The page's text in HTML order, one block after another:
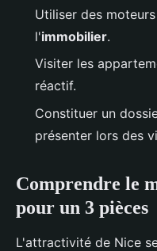
Utiliser des
l'immobilier.
Visiter les
réactif.
Constituer un
présenter lors des
Comprendre le
pour un 3 pièces
L'attractivité de Nice